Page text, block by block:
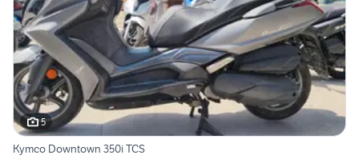
5
Kymco Downtown 350i TCS